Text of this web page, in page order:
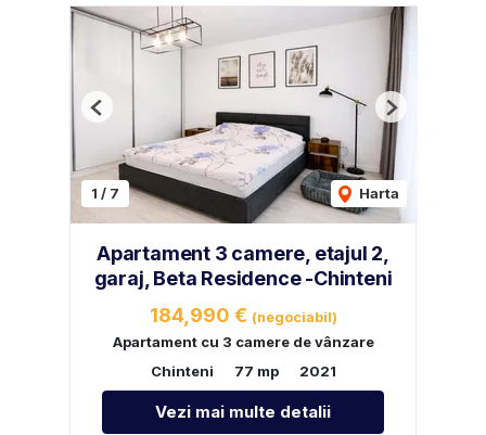
1 / 7 Harta
Previous Next
Apartament 3 camere, etajul 2,
garaj, Beta Residence -Chinteni
184,990 € (negociabil)
Apartament cu 3 camere de vânzare
Chinteni
77 mp 2021
Vezi mai multe detalii